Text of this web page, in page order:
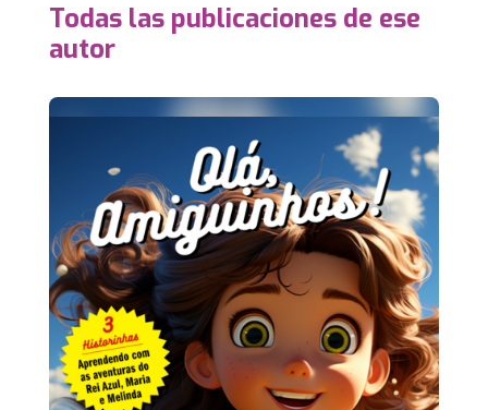
Todas las publicaciones de ese
autor